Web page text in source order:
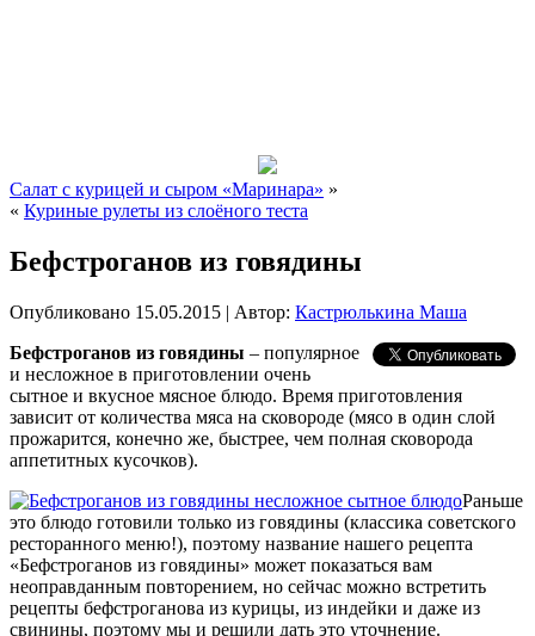
Салат с курицей и сыром «Маринара» »
« Куриные рулеты из слоёного теста
Бефстроганов из говядины
Опубликовано 15.05.2015 | Автор: Кастрюлькина Маша
Бефстроганов из говядины – популярное
и несложное в приготовлении очень
сытное и вкусное мясное блюдо. Время приготовления
зависит от количества мяса на сковороде (мясо в один слой
прожарится, конечно же, быстрее, чем полная сковорода
аппетитных кусочков).
Раньше
это блюдо готовили только из говядины (классика советского
ресторанного меню!), поэтому название нашего рецепта
«Бефстроганов из говядины» может показаться вам
неоправданным повторением, но сейчас можно встретить
рецепты бефстроганова из курицы, из индейки и даже из
свинины, поэтому мы и решили дать это уточнение.